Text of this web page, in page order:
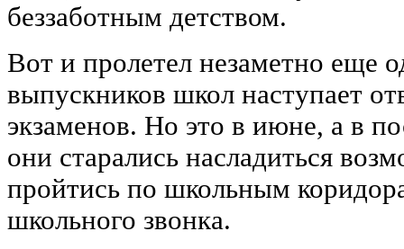
беззаботным детством.
Вот и пролетел незаметно еще
выпускников школ наступает
экзаменов. Но это в июне, а в
они старались насладиться
пройтись по школьным
школьного звонка.